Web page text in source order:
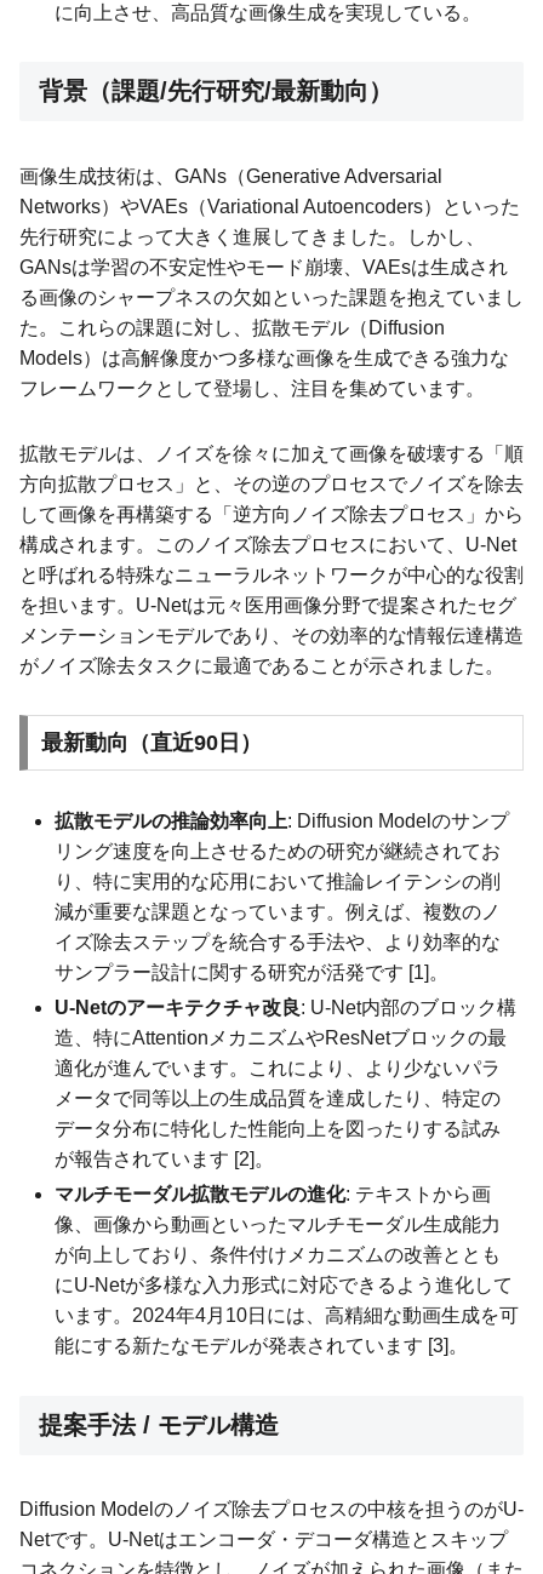
に向上させ、高品質な画像生成を実現している。
背景（課題/先行研究/最新動向）
画像生成技術は、GANs（Generative Adversarial
Networks）やVAEs（Variational Autoencoders）といった
先行研究によって大きく進展してきました。しかし、
GANsは学習の不安定性やモード崩壊、VAEsは生成され
る画像のシャープネスの欠如といった課題を抱えていまし
た。これらの課題に対し、拡散モデル（Diffusion
Models）は高解像度かつ多様な画像を生成できる強力な
フレームワークとして登場し、注目を集めています。
拡散モデルは、ノイズを徐々に加えて画像を破壊する「順
方向拡散プロセス」と、その逆のプロセスでノイズを除去
して画像を再構築する「逆方向ノイズ除去プロセス」から
構成されます。このノイズ除去プロセスにおいて、U-Net
と呼ばれる特殊なニューラルネットワークが中心的な役割
を担います。U-Netは元々医用画像分野で提案されたセグ
メンテーションモデルであり、その効率的な情報伝達構造
がノイズ除去タスクに最適であることが示されました。
最新動向（直近90日）
拡散モデルの推論効率向上: Diffusion Modelのサンプ
リング速度を向上させるための研究が継続されてお
り、特に実用的な応用において推論レイテンシの削
減が重要な課題となっています。例えば、複数のノ
イズ除去ステップを統合する手法や、より効率的な
サンプラー設計に関する研究が活発です [1]。
U-Netのアーキテクチャ改良: U-Net内部のブロック構
造、特にAttentionメカニズムやResNetブロックの最
適化が進んでいます。これにより、より少ないパラ
メータで同等以上の生成品質を達成したり、特定の
データ分布に特化した性能向上を図ったりする試み
が報告されています [2]。
マルチモーダル拡散モデルの進化: テキストから画
像、画像から動画といったマルチモーダル生成能力
が向上しており、条件付けメカニズムの改善ととも
にU-Netが多様な入力形式に対応できるよう進化して
います。2024年4月10日には、高精細な動画生成を可
能にする新たなモデルが発表されています [3]。
提案手法 / モデル構造
Diffusion Modelのノイズ除去プロセスの中核を担うのがU-
Netです。U-Netはエンコーダ・デコーダ構造とスキップ